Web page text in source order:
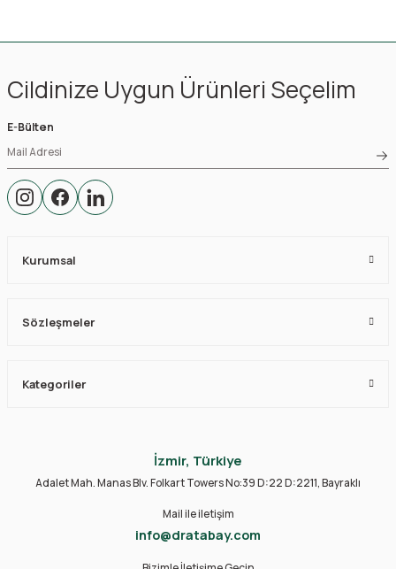
Cildinize Uygun Ürünleri Seçelim
E-Bülten
Kurumsal
Sözleşmeler
Kategoriler
İzmir, Türkiye
Adalet Mah. Manas Blv. Folkart Towers No:39 D:22 D:2211, Bayraklı
Mail ile iletişim
info@dratabay.com